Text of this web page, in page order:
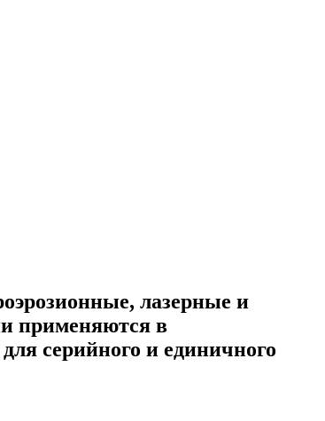
лазерные и
применяются в
серийного и единичного